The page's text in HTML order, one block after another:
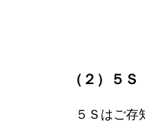
（２）５Ｓ
５Ｓはご存